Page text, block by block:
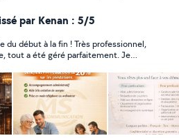
à domicile Vous êtes
démarches administratives ou
accompagne
toutes vos démarches du quotidien :
(CAF, impôts, retraite) Aide
de vos
et sans
par Kenan : 5/5
du début à la fin ! Très professionnel,
tout a été géré parfaitement. Je
fermés.